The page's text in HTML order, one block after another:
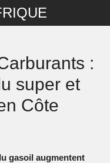
:
super et
Côte
gasoil augmentent